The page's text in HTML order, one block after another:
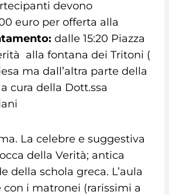
devono
euro per offerta alla
dalle 15:20 Piazza
alla fontana dei Tritoni (
ma dall’altra parte della
cura della Dott.ssa
La celebre e suggestiva
della Verità; antica
della schola greca. L’aula
i matronei (rarissimi a